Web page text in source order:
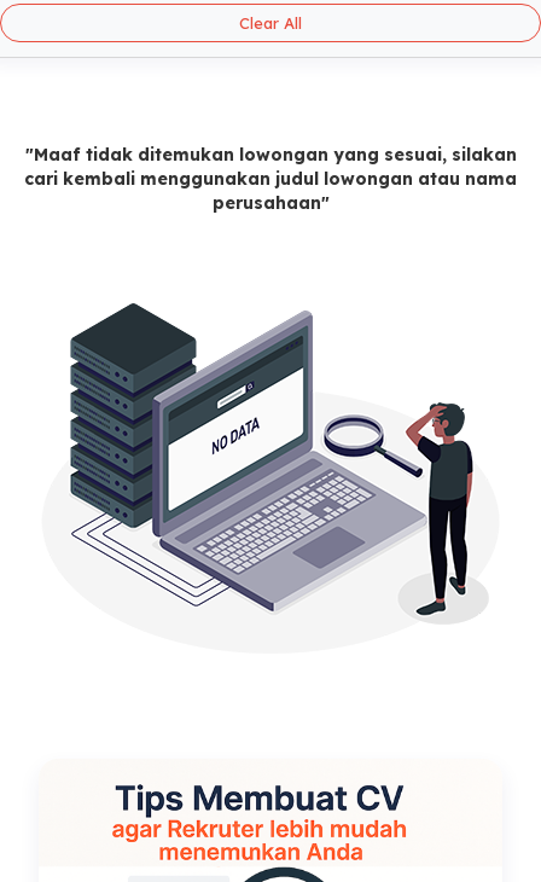
Clear All
"Maaf tidak ditemukan lowongan yang sesuai, silakan
cari kembali menggunakan judul lowongan atau nama
perusahaan"